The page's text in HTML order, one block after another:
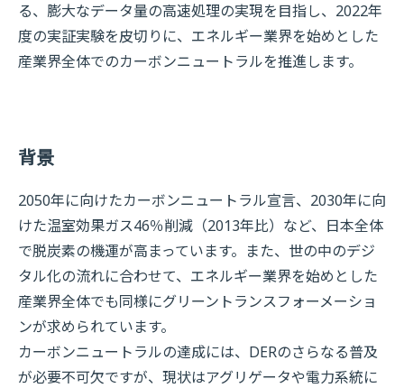
る、膨大なデータ量の高速処理の実現を目指し、2022年
度の実証実験を皮切りに、エネルギー業界を始めとした
産業界全体でのカーボンニュートラルを推進します。
背景
2050年に向けたカーボンニュートラル宣言、2030年に向
けた温室効果ガス46％削減（2013年比）など、日本全体
で脱炭素の機運が高まっています。また、世の中のデジ
タル化の流れに合わせて、エネルギー業界を始めとした
産業界全体でも同様にグリーントランスフォーメーショ
ンが求められています。
カーボンニュートラルの達成には、DERのさらなる普及
が必要不可欠ですが、現状はアグリゲータや電力系統に